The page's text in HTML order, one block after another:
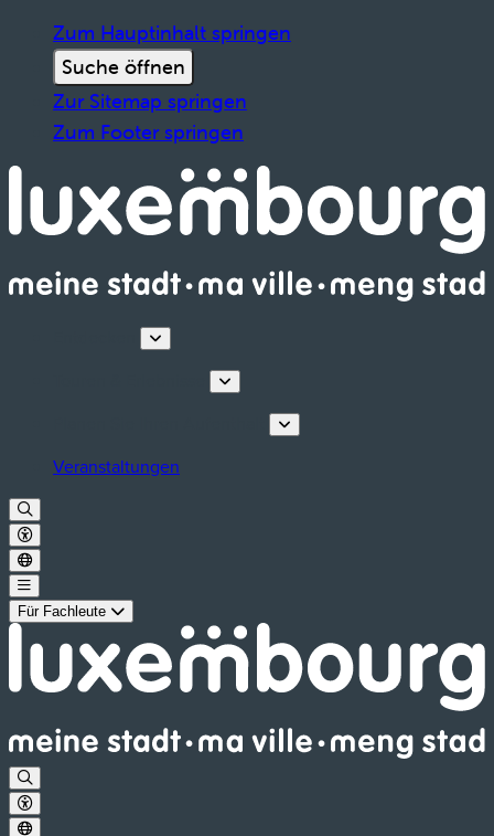
Zum Hauptinhalt springen
Suche öffnen
Zur Sitemap springen
Zum Footer springen
Veranstaltungen
Für Fachleute